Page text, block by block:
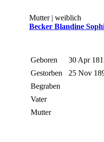
Mutter | weiblich
Becker Blandine
Geboren 30 Apr
Gestorben
25 Nov
Begraben
Vater
Mutter